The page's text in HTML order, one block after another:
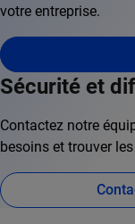
votre entreprise.
Sécurité et
Contactez notre
besoins et trouver